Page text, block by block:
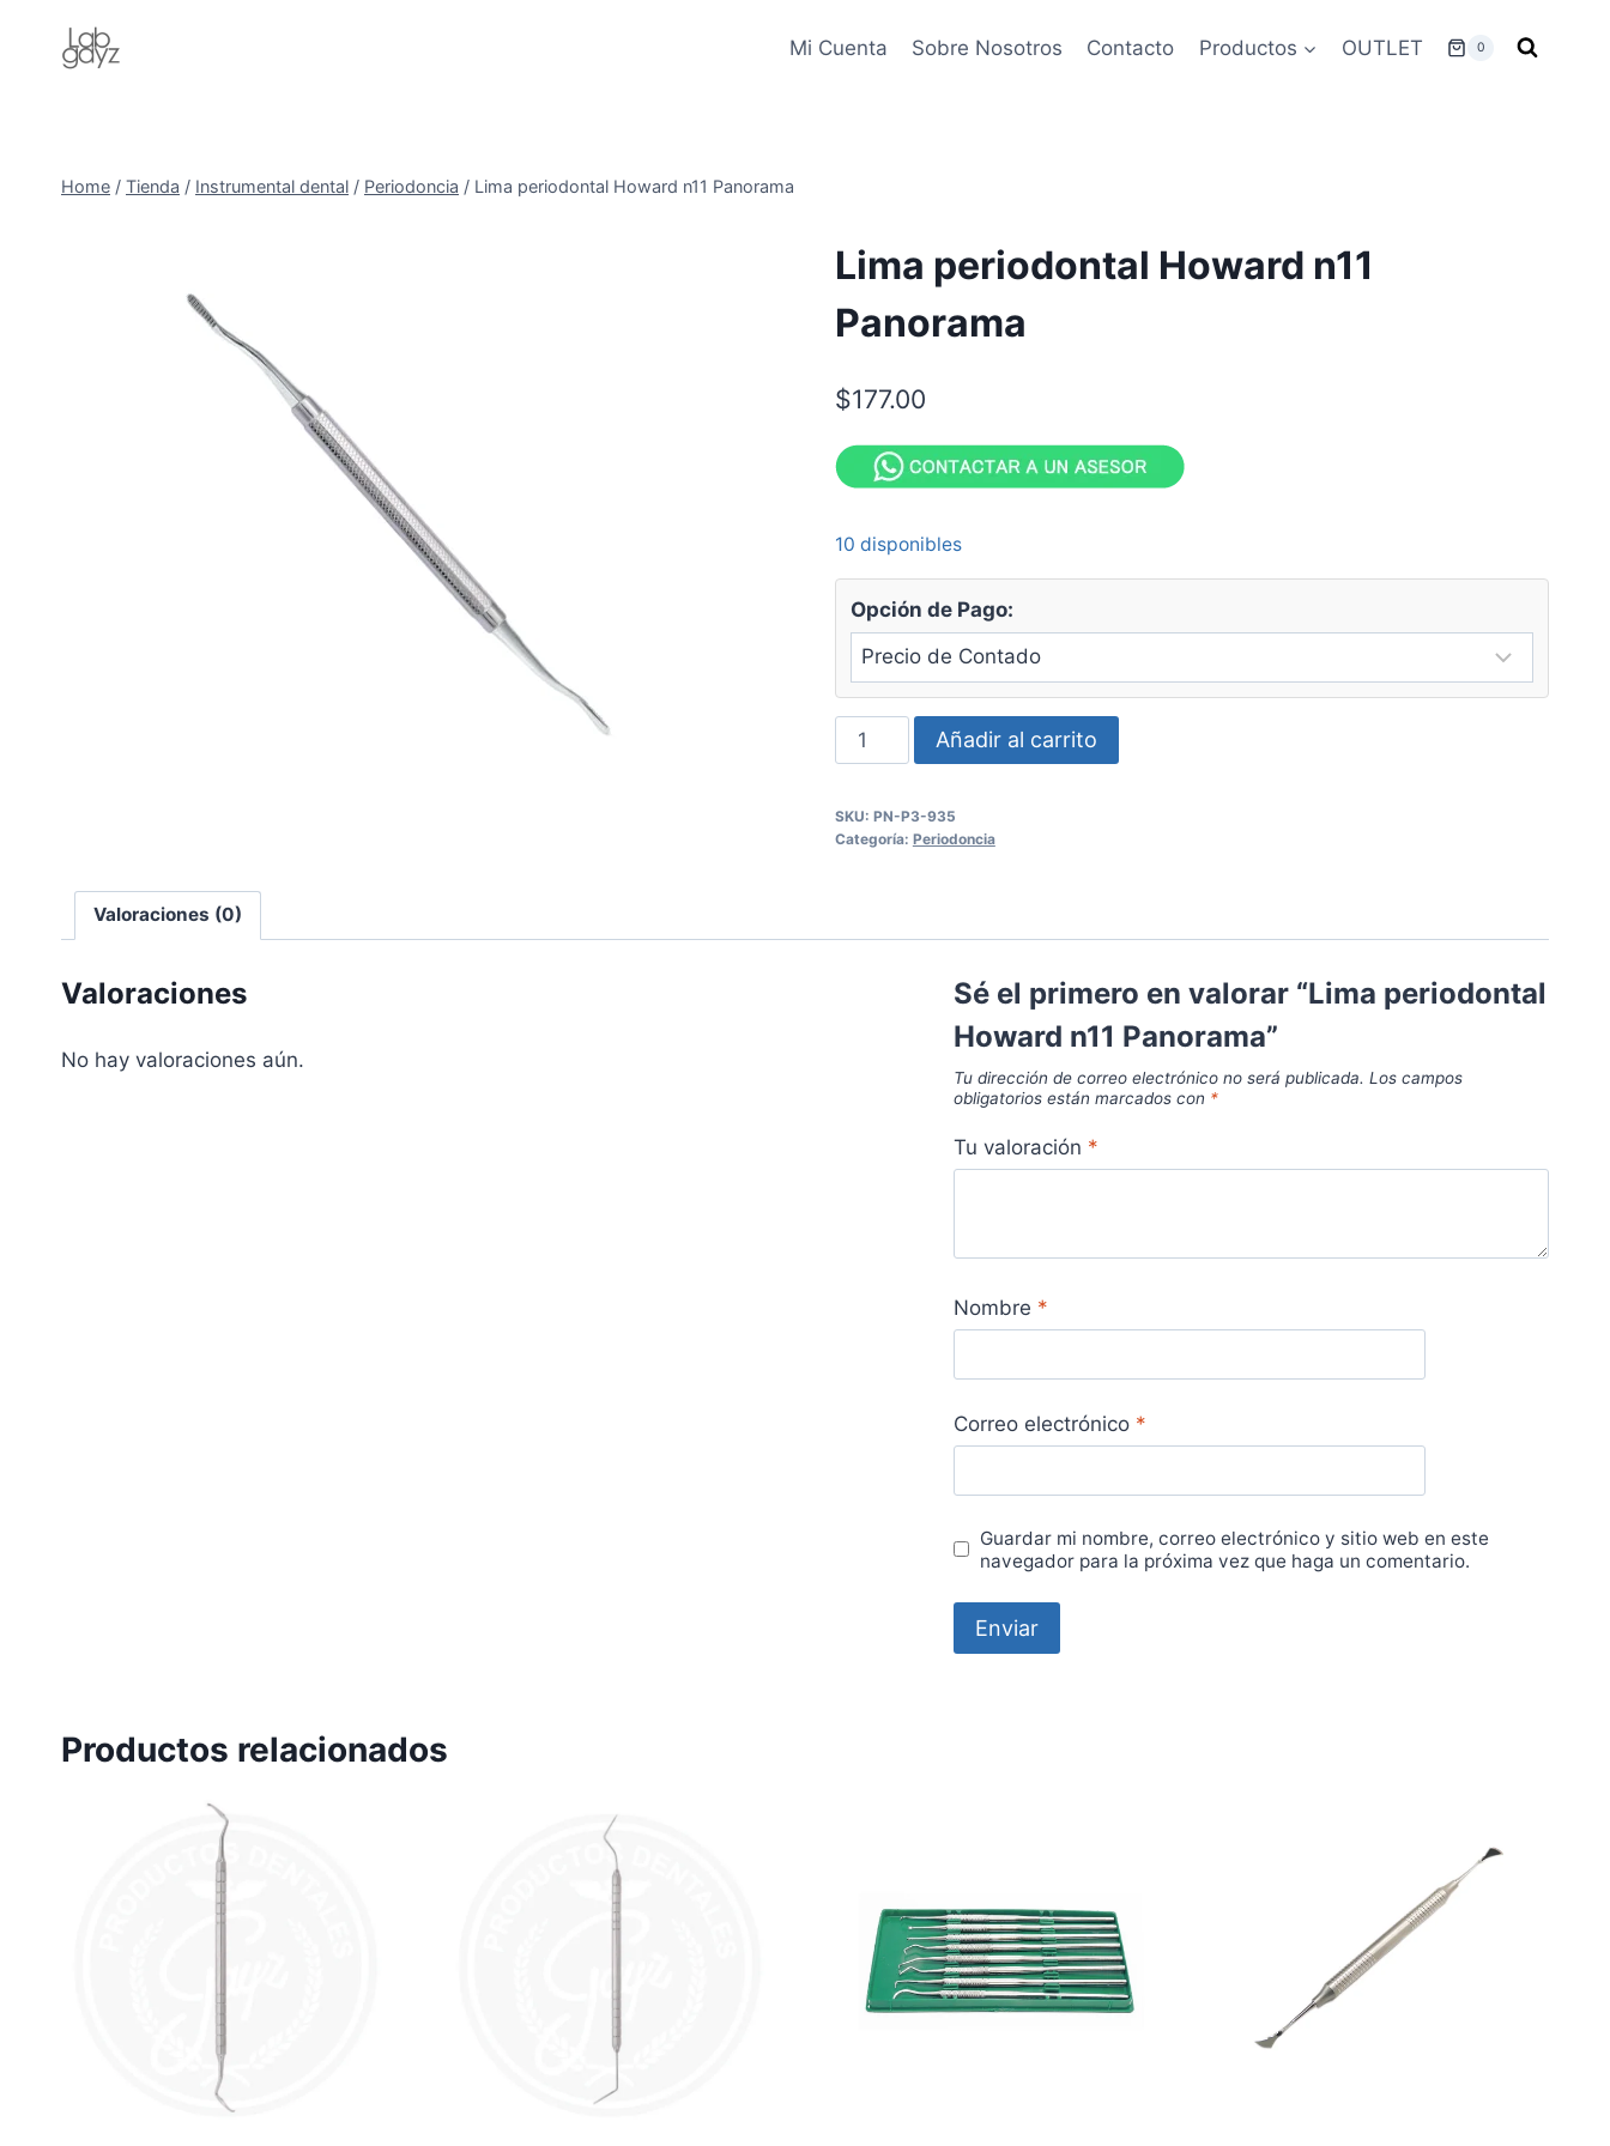
Mi Cuenta Sobre Nosotros Contacto Productos OUTLET 0
Home / Tienda / Instrumental dental / Periodoncia / Lima periodontal Howard n11 Panorama
Lima periodontal Howard n11
Panorama
$177.00
10 disponibles
Opción de Pago:
Lima
periodontal
n11
Añadir al carrito
SKU: PN-P3-935
Categoría: Periodoncia
Valoraciones (0)
Valoraciones
No hay valoraciones aún.
Sé el primero en valorar “Lima periodontal
Howard n11 Panorama”
Tu dirección de correo electrónico no será publicada. Los campos
obligatorios están marcados con *
Tu valoración *
Nombre *
Correo electrónico *
Guardar mi nombre, correo electrónico y sitio web en este
navegador para la próxima vez que haga un comentario.
Productos relacionados